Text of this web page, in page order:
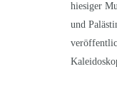
hiesiger
und